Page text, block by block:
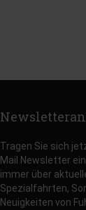
Tragen Sie sich
Mail Newsletter
immer über
Spezialfahrten,
Neuigkeiten von